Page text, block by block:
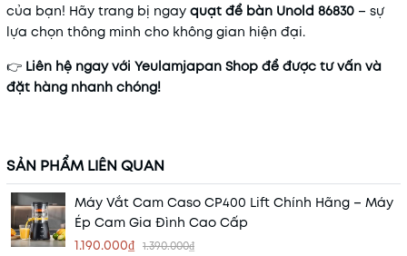
của bạn! Hãy trang bị ngay quạt để bàn Unold 86830 – sự
lựa chọn thông minh cho không gian hiện đại.
👉 Liên hệ ngay với Yeulamjapan Shop để được tư vấn và
đặt hàng nhanh chóng!
SẢN PHẨM LIÊN QUAN
Máy Vắt Cam Caso CP400 Lift Chính Hãng – Máy
Ép Cam Gia Đình Cao Cấp
1.190.000₫ 1.390.000₫